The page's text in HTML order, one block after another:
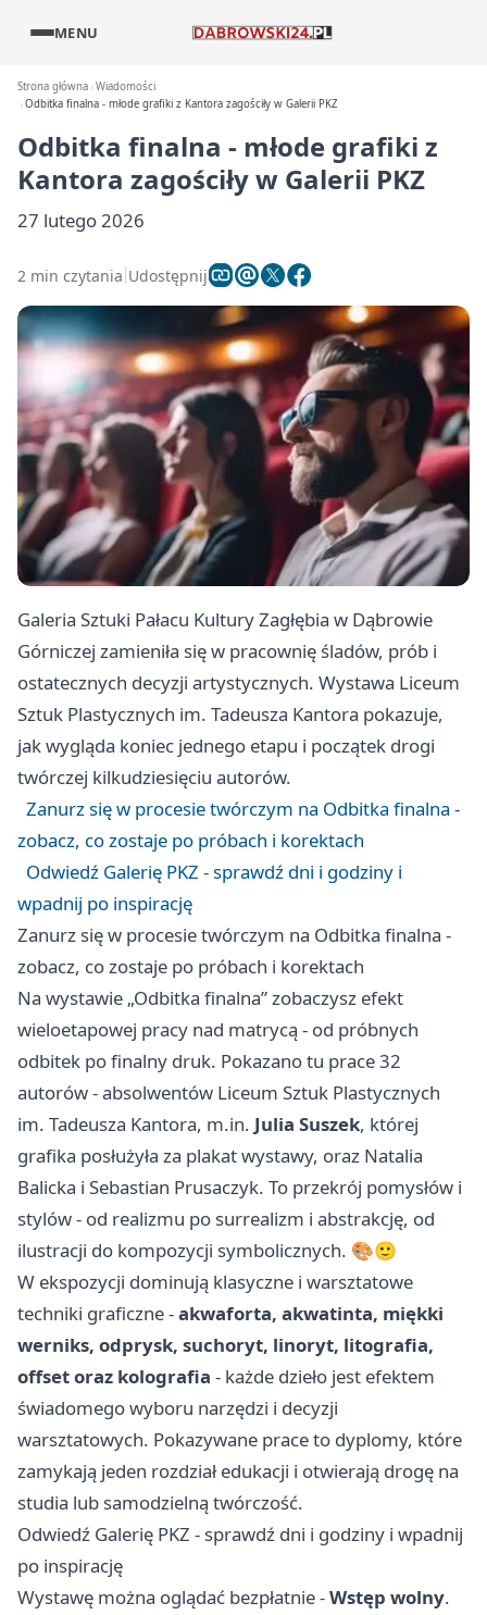
MENU
Strona główna Wiadomości
Odbitka finalna - młode grafiki z Kantora zagościły w Galerii PKZ
Odbitka finalna - młode grafiki z
Kantora zagościły w Galerii PKZ
27 lutego 2026
2 min czytania Udostępnij
Galeria Sztuki Pałacu Kultury Zagłębia w Dąbrowie
Górniczej zamieniła się w pracownię śladów, prób i
ostatecznych decyzji artystycznych. Wystawa Liceum
Sztuk Plastycznych im. Tadeusza Kantora pokazuje,
jak wygląda koniec jednego etapu i początek drogi
twórczej kilkudziesięciu autorów.
Zanurz się w procesie twórczym na Odbitka finalna -
zobacz, co zostaje po próbach i korektach
Odwiedź Galerię PKZ - sprawdź dni i godziny i
wpadnij po inspirację
Zanurz się w procesie twórczym na Odbitka finalna -
zobacz, co zostaje po próbach i korektach
Na wystawie „Odbitka finalna” zobaczysz efekt
wieloetapowej pracy nad matrycą - od próbnych
odbitek po finalny druk. Pokazano tu prace 32
autorów - absolwentów Liceum Sztuk Plastycznych
im. Tadeusza Kantora, m.in. Julia Suszek, której
grafika posłużyła za plakat wystawy, oraz Natalia
Balicka i Sebastian Prusaczyk. To przekrój pomysłów i
stylów - od realizmu po surrealizm i abstrakcję, od
ilustracji do kompozycji symbolicznych. 🎨🙂
W ekspozycji dominują klasyczne i warsztatowe
techniki graficzne -akwaforta, akwatinta, miękki
werniks, odprysk, suchoryt, linoryt, litografia,
offset oraz kolografia - każde dzieło jest efektem
świadomego wyboru narzędzi i decyzji
warsztatowych. Pokazywane prace to dyplomy, które
zamykają jeden rozdział edukacji i otwierają drogę na
studia lub samodzielną twórczość.
Odwiedź Galerię PKZ - sprawdź dni i godziny i wpadnij
po inspirację
Wystawę można oglądać bezpłatnie -Wstęp wolny.